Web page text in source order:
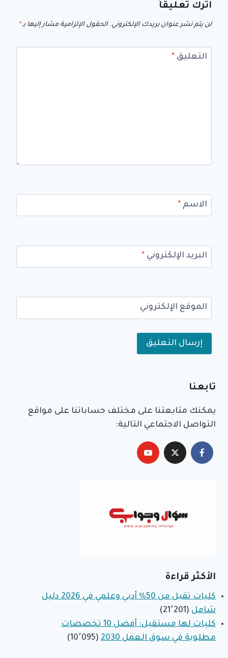
اترك تعليقاً
لن يتم نشر عنوان بريدك الإلكتروني. الحقول الإلزامية مشار إليها بـ*
التعليق *
الاسم *
البريد الإلكتروني *
الموقع الإلكتروني
تابعنا
يمكنك متابعتنا على مختلف حساباتنا على مواقع
التواصل الاجتماعي التالية:
الأكثر قراءة
كليات تقبل من 50% أدبي وعلمي في 2026 دليل
شامل (21٬201)
كليات لها مستقبل: أفضل 10 تخصصات
مطلوبة في سوق العمل 2030
(10٬095)